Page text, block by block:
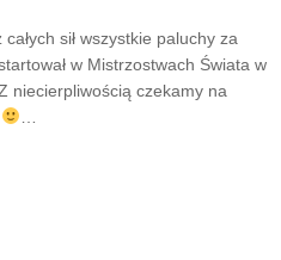
sił wszystkie paluchy za
w Mistrzostwach Świata w
niecierpliwością czekamy na